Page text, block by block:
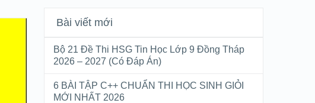
Bài viết mới
Bộ 21 Đề Thi HSG Tin Học Lớp 9 Đồng Tháp
2026 – 2027 (Có Đáp Án)
6 BÀI TẬP C++ CHUẨN THI HỌC SINH GIỎI
MỚI NHẤT 2026